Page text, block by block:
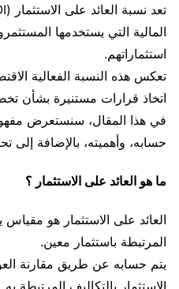
المالية التي يستخدمها
استثماراتهم.
تعكس هذه النسبة الفعالية
اتخاذ قرارات مستنيرة بشأن
في هذا المقال، سنستعرض
حسابه، وأهميته، بالإضافة إلى
ما هو العائد على الاستثمار ؟
العائد على الاستثمار هو مقياس
المرتبطة باستثمار معين.
يتم حسابه عن طريق مقارنة